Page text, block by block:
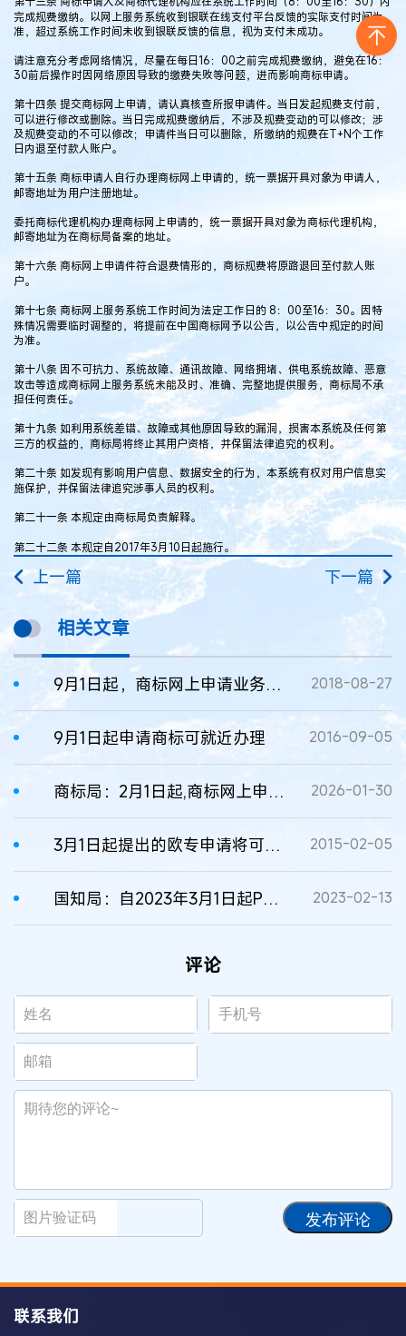
完成规费缴纳。以网上服务系统收到银联在线支付平台反馈的实际支付时间为
准，超过系统工作时间未收到银联反馈的信息，视为支付未成功。
请注意充分考虑网络情况，尽量在每日16：00之前完成规费缴纳，避免在16：
30前后操作时因网络原因导致的缴费失败等问题，进而影响商标申请。
第十四条 提交商标网上申请，请认真核查所报申请件。当日发起规费支付前，
可以进行修改或删除。当日完成规费缴纳后，不涉及规费变动的可以修改；涉
及规费变动的不可以修改；申请件当日可以删除，所缴纳的规费在T+N个工作
日内退至付款人账户。
第十五条 商标申请人自行办理商标网上申请的，统一票据开具对象为申请人，
邮寄地址为用户注册地址。
委托商标代理机构办理商标网上申请的，统一票据开具对象为商标代理机构，
邮寄地址为在商标局备案的地址。
第十六条 商标网上申请件符合退费情形的，商标规费将原路退回至付款人账
户。
第十七条 商标网上服务系统工作时间为法定工作日的 8：00至16：30。因特
殊情况需要临时调整的，将提前在中国商标网予以公告，以公告中规定的时间
为准。
第十八条 因不可抗力、系统故障、通讯故障、网络拥堵、供电系统故障、恶意
攻击等造成商标网上服务系统未能及时、准确、完整地提供服务，商标局不承
担任何责任。
第十九条 如利用系统差错、故障或其他原因导致的漏洞，损害本系统及任何第
三方的权益的，商标局将终止其用户资格，并保留法律追究的权利。
第二十条 如发现有影响用户信息、数据安全的行为，本系统有权对用户信息实
施保护，并保留法律追究涉事人员的权利。
第二十一条 本规定由商标局负责解释。
第二十二条 本规定自2017年3月10日起施行。
上一篇 下一篇
相关文章
9月1日起，商标网上申请业务将实现全程电子化 2018-08-27
9月1日起申请商标可就近办理 2016-09-05
商标局：2月1日起,商标网上申请系统业务提交时间延长22:00 2026-01-30
3月1日起提出的欧专申请将可在摩洛哥生效 2015-02-05
国知局：自2023年3月1日起PCT申请文件提交方式调整 2023-02-13
评论
发布评论
联系我们